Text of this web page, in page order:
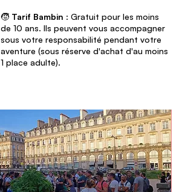
🧒 Tarif Bambin : Gratuit pour les moins
de 10 ans. Ils peuvent vous accompagner
sous votre responsabilité pendant votre
aventure (sous réserve d'achat d'au moins
1 place adulte).